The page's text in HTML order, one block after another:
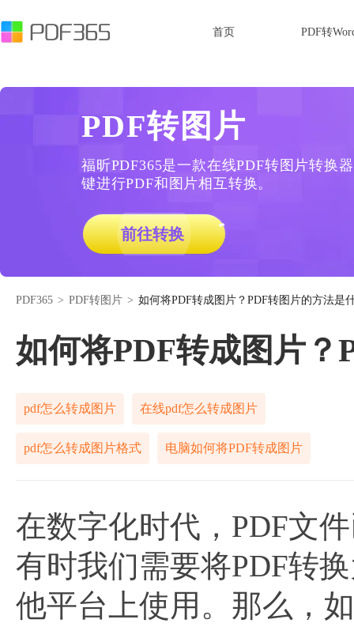
首页 PDF转
PDF转图片
福昕PDF365是一款在线PDF转图片转换
键进行PDF和图片相互转换。
前往转换
PDF365 > PDF转图片 > 如何将PDF转成图片？PDF转图片的方法是
如何将PDF转成图片？
pdf怎么转成图片 在线pdf怎么转成图片
pdf怎么转成图片格式 电脑如何将PDF转成图片
在数字化时代，PDF文
有时我们需要将PDF转
他平台上使用。那么，